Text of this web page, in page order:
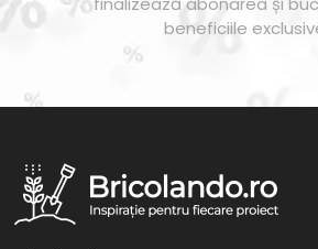
beneficiile